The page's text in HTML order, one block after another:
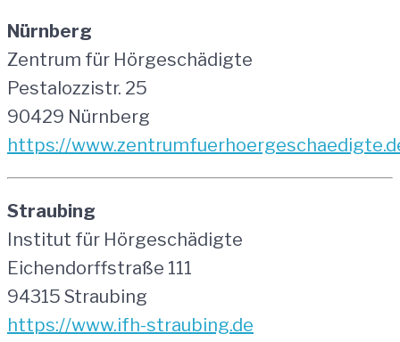
Nürnberg
Zentrum für Hörgeschädigte
Pestalozzistr. 25
90429 Nürnberg
https://
Straubing
Institut für Hörgeschädigte
Eichendorffstraße 111
94315 Straubing
https://www.ifh-straubing.de